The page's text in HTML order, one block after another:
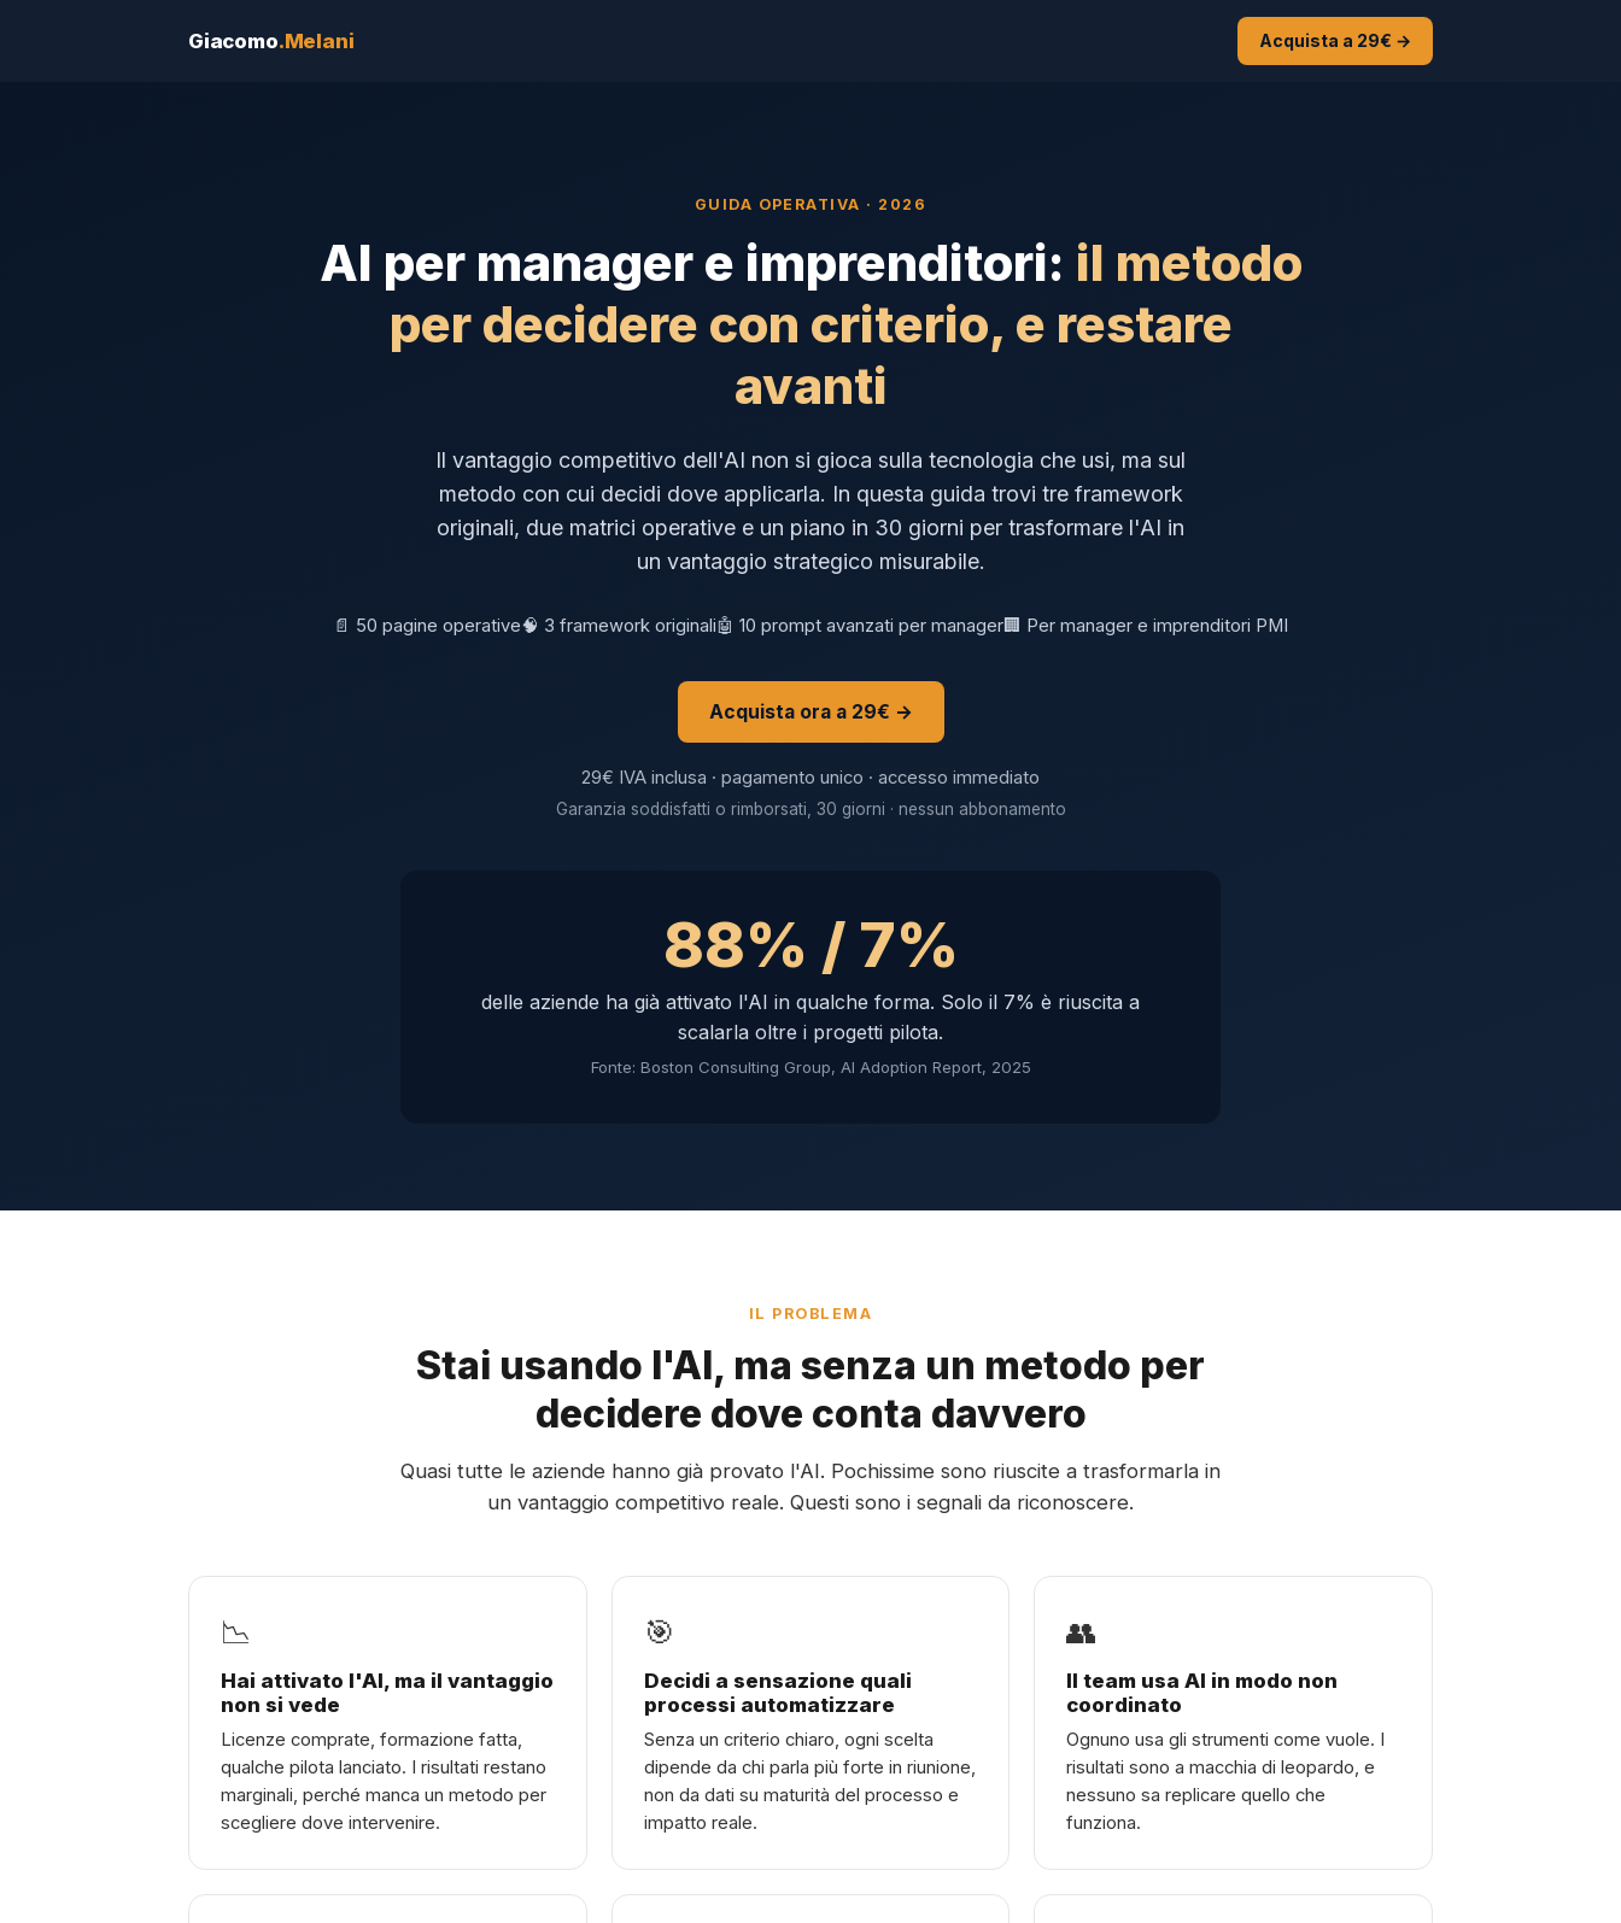
Giacomo.Melani Acquista a 29€ →
GUIDA OPERATIVA · 2026
AI per manager e imprenditori: il metodo
per decidere con criterio, e restare
avanti
Il vantaggio competitivo dell'AI non si gioca sulla tecnologia che usi, ma sul
metodo con cui decidi dove applicarla. In questa guida trovi tre framework
originali, due matrici operative e un piano in 30 giorni per trasformare l'AI in
un vantaggio strategico misurabile.
📄 50 pagine operative🧠 3 framework originali🤖 10 prompt avanzati per manager🏢 Per manager e imprenditori PMI
Acquista ora a 29€ →
29€ IVA inclusa · pagamento unico · accesso immediato
Garanzia soddisfatti o rimborsati, 30 giorni · nessun abbonamento
88% / 7%
delle aziende ha già attivato l'AI in qualche forma. Solo il 7% è riuscita a
scalarla oltre i progetti pilota.
Fonte: Boston Consulting Group, AI Adoption Report, 2025
IL PROBLEMA
Stai usando l'AI, ma senza un metodo per
decidere dove conta davvero
Quasi tutte le aziende hanno già provato l'AI. Pochissime sono riuscite a trasformarla in
un vantaggio competitivo reale. Questi sono i segnali da riconoscere.
📉
Hai attivato l'AI, ma il vantaggio
non si vede
Licenze comprate, formazione fatta,
qualche pilota lanciato. I risultati restano
marginali, perché manca un metodo per
scegliere dove intervenire.
🎯
Decidi a sensazione quali
processi automatizzare
Senza un criterio chiaro, ogni scelta
dipende da chi parla più forte in riunione,
non da dati su maturità del processo e
impatto reale.
👥
Il team usa AI in modo non
coordinato
Ognuno usa gli strumenti come vuole. I
risultati sono a macchia di leopardo, e
nessuno sa replicare quello che
funziona.